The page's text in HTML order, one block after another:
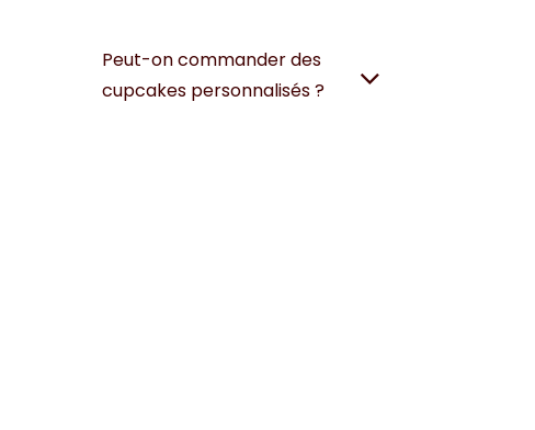
Peut-on commander des
cupcakes personnalisés ?